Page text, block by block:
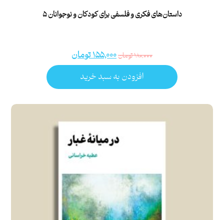
داستان‌های فکری و فلسفی برای کودکان و نوجوانان ۵
۱۸۰,۰۰۰تومان۱۵۵,۰۰۰تومان
افزودن به سبد خرید